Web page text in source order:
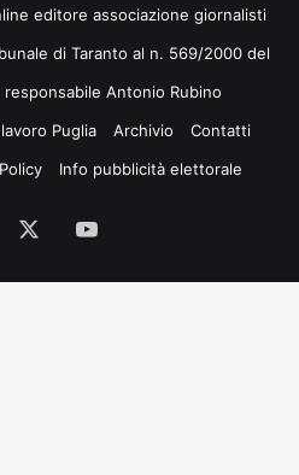
editore associazione giornalisti
di Taranto al n. 569/2000 del
Antonio Rubino
Puglia Archivio
Contatti
Info pubblicità elettorale
Tube